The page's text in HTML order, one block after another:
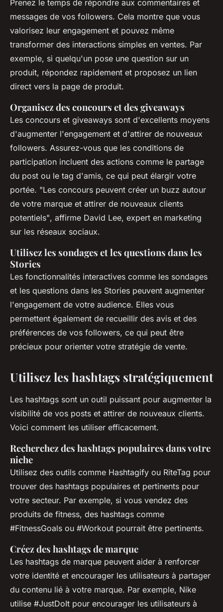
Prenez le temps de répondre aux commentaires et
messages de vos followers. Cela montre que vous
valorisez leur engagement et pouvez même
transformer des interactions simples en ventes. Par
exemple, si quelqu'un pose une question sur un
produit, répondez rapidement et proposez un lien
direct vers la page de produit.
Organisez des concours et des giveaways
Les concours et giveaways sont d'excellents moyens
d'augmenter l'engagement et d'attirer de nouveaux
followers. Assurez-vous que les conditions de
participation incluent des actions comme le partage
du post ou le tag d'amis, ce qui peut élargir votre
portée. "Les concours peuvent créer un buzz autour
de votre marque et attirer de nouveaux clients
potentiels", affirme David Lee, expert en marketing
sur les réseaux sociaux.
Utilisez les sondages et les questions dans les
Stories
Les fonctionnalités interactives comme les sondages
et les questions dans les Stories peuvent augmenter
l'engagement de votre audience. Elles vous
permettent également de recueillir des avis et des
préférences de vos followers, ce qui peut être
précieux pour orienter votre stratégie de vente.
Utilisez les hashtags stratégiquement
Les hashtags sont un outil puissant pour augmenter la
visibilité de vos posts et attirer de nouveaux clients.
Voici comment les utiliser efficacement.
Recherchez des hashtags populaires dans votre
niche
Utilisez des outils comme Hashtagify ou RiteTag pour
trouver des hashtags populaires et pertinents pour
votre secteur. Par exemple, si vous vendez des
produits de fitness, des hashtags comme
#FitnessGoals ou #Workout pourrait être pertinents.
Créez des hashtags de marque
Les hashtags de marque peuvent aider à renforcer
votre identité et encourager les utilisateurs à partager
du contenu lié à votre marque. Par exemple, Nike
utilise #JustDoIt pour encourager les utilisateurs à